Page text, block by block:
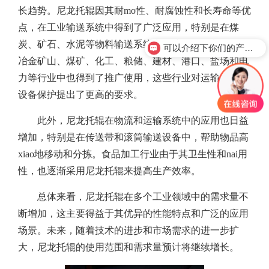
长趋势。尼龙托辊因其耐mo性、耐腐蚀性和长寿命等优
点，在工业输送系统中得到了广泛应用，特别是在煤
炭、矿石、水泥等物料输送系统中。此外，尼龙托辊在
冶金矿山、煤矿、化工、粮储、建材、港口、盐场和电
力等行业中也得到了推广使用，这些行业对运输能力和
设备保护提出了更高的要求。
此外，尼龙托辊在物流和运输系统中的应用也日益
增加，特别是在传送带和滚筒输送设备中，帮助物品高
xiao地移动和分拣。食品加工行业由于其卫生性和nai用
性，也逐渐采用尼龙托辊来提高生产效率。
总体来看，尼龙托辊在多个工业领域中的需求量不
断增加，这主要得益于其优异的性能特点和广泛的应用
场景。未来，随着技术的进步和市场需求的进一步扩
大，尼龙托辊的使用范围和需求量预计将继续增长。
可以介绍下你们的产品么？